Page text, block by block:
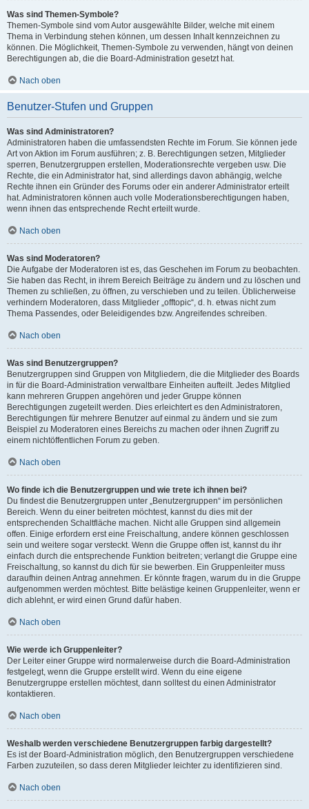
Was sind Themen-Symbole?
Themen-Symbole sind vom Autor ausgewählte Bilder, welche mit einem
Thema in Verbindung stehen können, um dessen Inhalt kennzeichnen zu
können. Die Möglichkeit, Themen-Symbole zu verwenden, hängt von deinen
Berechtigungen ab, die die Board-Administration gesetzt hat.
Nach oben
Benutzer-Stufen und Gruppen
Was sind Administratoren?
Administratoren haben die umfassendsten Rechte im Forum. Sie können jede
Art von Aktion im Forum ausführen; z. B. Berechtigungen setzen, Mitglieder
sperren, Benutzergruppen erstellen, Moderationsrechte vergeben usw. Die
Rechte, die ein Administrator hat, sind allerdings davon abhängig, welche
Rechte ihnen ein Gründer des Forums oder ein anderer Administrator erteilt
hat. Administratoren können auch volle Moderationsberechtigungen haben,
wenn ihnen das entsprechende Recht erteilt wurde.
Nach oben
Was sind Moderatoren?
Die Aufgabe der Moderatoren ist es, das Geschehen im Forum zu beobachten.
Sie haben das Recht, in ihrem Bereich Beiträge zu ändern und zu löschen und
Themen zu schließen, zu öffnen, zu verschieben und zu teilen. Üblicherweise
verhindern Moderatoren, dass Mitglieder „offtopic“, d. h. etwas nicht zum
Thema Passendes, oder Beleidigendes bzw. Angreifendes schreiben.
Nach oben
Was sind Benutzergruppen?
Benutzergruppen sind Gruppen von Mitgliedern, die die Mitglieder des Boards
in für die Board-Administration verwaltbare Einheiten aufteilt. Jedes Mitglied
kann mehreren Gruppen angehören und jeder Gruppe können
Berechtigungen zugeteilt werden. Dies erleichtert es den Administratoren,
Berechtigungen für mehrere Benutzer auf einmal zu ändern und sie zum
Beispiel zu Moderatoren eines Bereichs zu machen oder ihnen Zugriff zu
einem nichtöffentlichen Forum zu geben.
Nach oben
Wo finde ich die Benutzergruppen und wie trete ich ihnen bei?
Du findest die Benutzergruppen unter „Benutzergruppen“ im persönlichen
Bereich. Wenn du einer beitreten möchtest, kannst du dies mit der
entsprechenden Schaltfläche machen. Nicht alle Gruppen sind allgemein
offen. Einige erfordern erst eine Freischaltung, andere können geschlossen
sein und weitere sogar versteckt. Wenn die Gruppe offen ist, kannst du ihr
einfach durch die entsprechende Funktion beitreten; verlangt die Gruppe eine
Freischaltung, so kannst du dich für sie bewerben. Ein Gruppenleiter muss
daraufhin deinen Antrag annehmen. Er könnte fragen, warum du in die Gruppe
aufgenommen werden möchtest. Bitte belästige keinen Gruppenleiter, wenn er
dich ablehnt, er wird einen Grund dafür haben.
Nach oben
Wie werde ich Gruppenleiter?
Der Leiter einer Gruppe wird normalerweise durch die Board-Administration
festgelegt, wenn die Gruppe erstellt wird. Wenn du eine eigene
Benutzergruppe erstellen möchtest, dann solltest du einen Administrator
kontaktieren.
Nach oben
Weshalb werden verschiedene Benutzergruppen farbig dargestellt?
Es ist der Board-Administration möglich, den Benutzergruppen verschiedene
Farben zuzuteilen, so dass deren Mitglieder leichter zu identifizieren sind.
Nach oben